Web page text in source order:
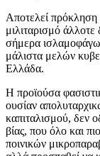
Αποτελεί πρόκληση
μιλιταρισμό
σήμερα
μάλιστα μελών
Ελλάδα.
Η προϊούσα
ουσίαν
καπιταλισμού, δεν
βίας, που όλο και
ποινικών